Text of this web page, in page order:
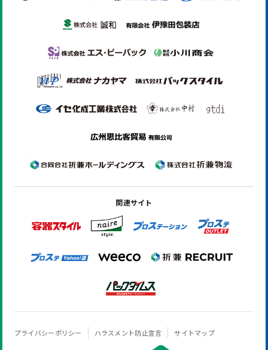
関連サイト
プライバシーポリシー ハラスメント防止宣言 サイトマップ